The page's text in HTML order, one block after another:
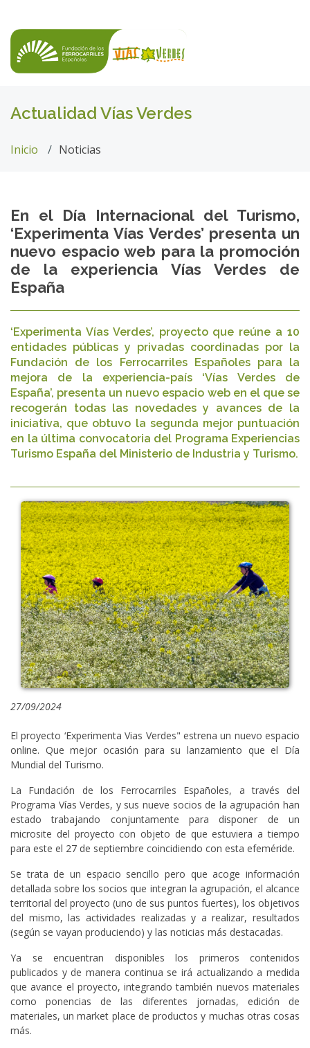
Actualidad Vías Verdes
Inicio Noticias
En el Día Internacional del Turismo,
‘Experimenta Vías Verdes’ presenta un
nuevo espacio web para la promoción
de la experiencia Vías Verdes de
España
‘Experimenta Vías Verdes’, proyecto que reúne a 10
entidades públicas y privadas coordinadas por la
Fundación de los Ferrocarriles Españoles para la
mejora de la experiencia-país ‘Vías Verdes de
España’, presenta un nuevo espacio web en el que se
recogerán todas las novedades y avances de la
iniciativa, que obtuvo la segunda mejor puntuación
en la última convocatoria del Programa Experiencias
Turismo España del Ministerio de Industria y Turismo.
27/09/2024
El proyecto ‘Experimenta Vias Verdes" estrena un nuevo espacio
online. Que mejor ocasión para su lanzamiento que el Día
Mundial del Turismo.
La Fundación de los Ferrocarriles Españoles, a través del
Programa Vías Verdes, y sus nueve socios de la agrupación han
estado trabajando conjuntamente para disponer de un
microsite del proyecto con objeto de que estuviera a tiempo
para este el 27 de septiembre coincidiendo con esta efeméride.
Se trata de un espacio sencillo pero que acoge información
detallada sobre los socios que integran la agrupación, el alcance
territorial del proyecto (uno de sus puntos fuertes), los objetivos
del mismo, las actividades realizadas y a realizar, resultados
(según se vayan produciendo) y las noticias más destacadas.
Ya se encuentran disponibles los primeros contenidos
publicados y de manera continua se irá actualizando a medida
que avance el proyecto, integrando también nuevos materiales
como ponencias de las diferentes jornadas, edición de
materiales, un market place de productos y muchas otras cosas
más.